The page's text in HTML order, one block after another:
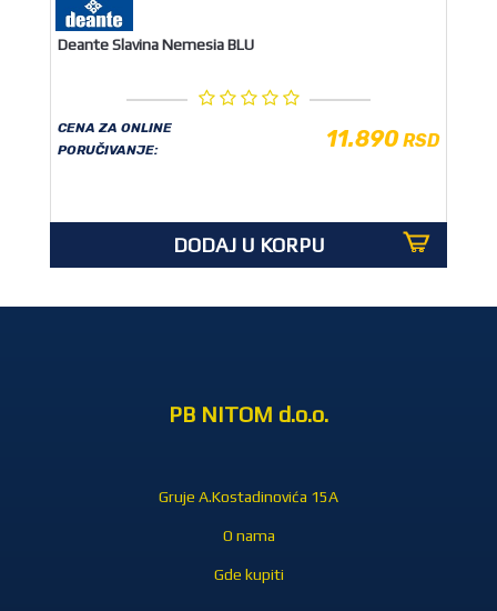
Deante Slavina Nemesia BLU
CENA ZA ONLINE
PORUČIVANJE:
11.890RSD
DODAJ U KORPU
PB NITOM d.o.o.
Gruje A.Kostadinovića 15A
O nama
Gde kupiti